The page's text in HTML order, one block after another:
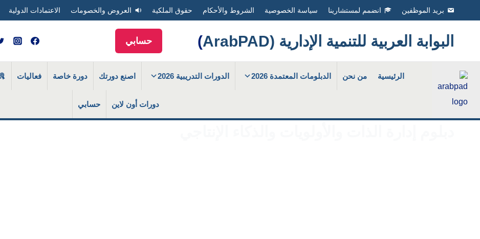
to
بريد الموظفين انضمم لمستشارينا سياسة الخصوصية الشروط والأحكام حقوق الملكية العروض والخصومات الاعتمادات الدولية
البوابة العربية للتنمية الإدارية (ArabPAD ) حسابي
الرئيسية من نحن الدبلومات المعتمدة 2026 الدورات التدريبية 2026 اصنع دورتك دورة خاصة فعاليات
دورات أون لاين حسابي